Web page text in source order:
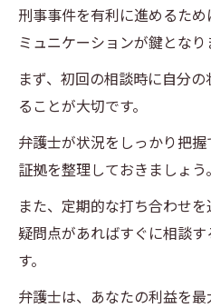
刑事事件を有利に進めるた
ミュニケーションが鍵となり
まず、初回の相談時に自分
ることが大切です。
弁護士が状況をしっかり把
証拠を整理しておきましょう。
また、定期的な打ち合わせを
疑問点があればすぐに相談
す。
弁護士は、あなたの利益を